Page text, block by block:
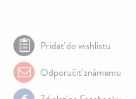
Pridať do wishlistu
Odporučiť známemu